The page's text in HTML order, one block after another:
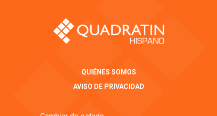
QUIÉNES SOMOS
AVISO DE PRIVACIDAD